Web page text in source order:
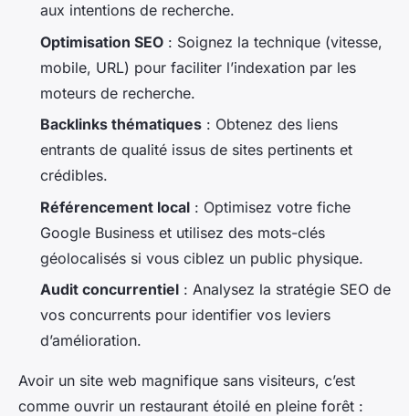
aux intentions de recherche.
Optimisation SEO : Soignez la technique (vitesse,
mobile, URL) pour faciliter l’indexation par les
moteurs de recherche.
Backlinks thématiques : Obtenez des liens
entrants de qualité issus de sites pertinents et
crédibles.
Référencement local : Optimisez votre fiche
Google Business et utilisez des mots-clés
géolocalisés si vous ciblez un public physique.
Audit concurrentiel : Analysez la stratégie SEO de
vos concurrents pour identifier vos leviers
d’amélioration.
Avoir un site web magnifique sans visiteurs, c’est
comme ouvrir un restaurant étoilé en pleine forêt :